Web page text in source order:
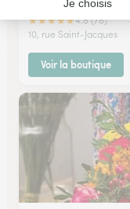
Montmorency
★★★★★4.8 (78)
10, rue Saint-Jacques
Voir la boutique